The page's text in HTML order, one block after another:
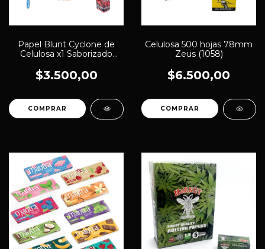
Papel Blunt Cyclone de
Celulosa x1 Saborizado
$3.500,00
COMPRAR
Celulosa 500 hojas 78mm
Zeus (1058)
$6.500,00